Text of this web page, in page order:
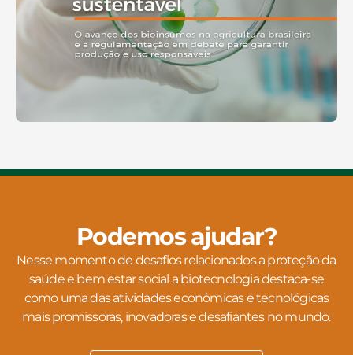
Podemos ajudar?
Nesse momento de desafios relacionados a proteção da
saúde e bem estar social a biotecnologia destaca-se
como uma das atividades econômicas e tecnológicas
mais promissoras, inovadoras e desafiantes no mundo.